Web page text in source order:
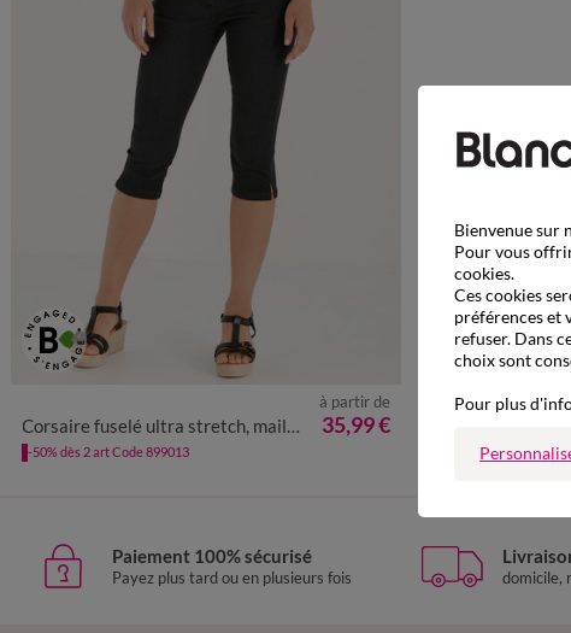
52 54
Corsaire fuselé ultra stretch, maille effet jean
à partir de
35,99 €
-50% dès 2 art Code 899013
Paiement 100% sécurisé
Payez plus tard ou en plusieurs fois domicile,
Bienvenue sur
Pour vous
cookies.
Ces cookies
préférences et
refuser. Dans
choix sont
Pour plus